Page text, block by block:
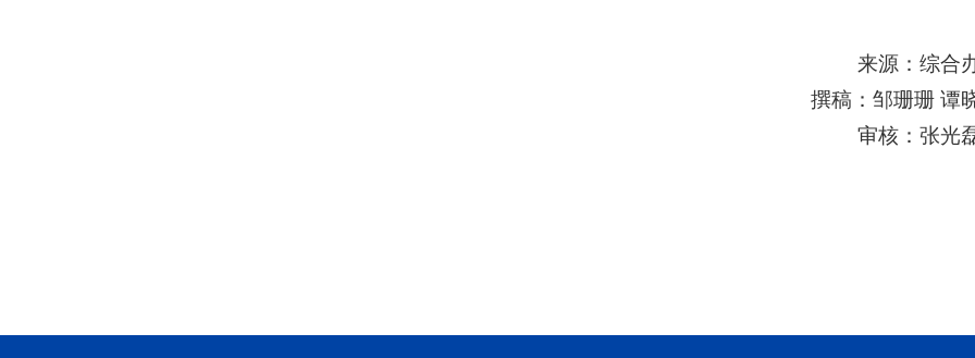
来源：综合
撰稿：邹珊珊 谭
审核：张光